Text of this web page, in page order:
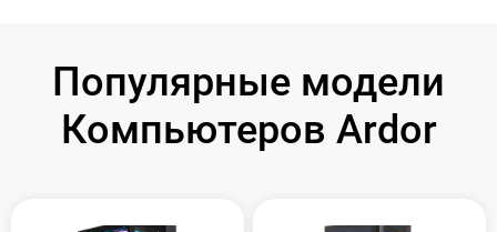
Популярные модели
Компьютеров Ardor